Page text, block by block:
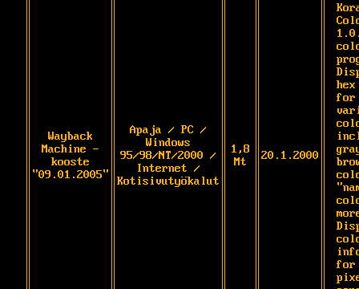
Wayback
Machine -
kooste
"09.01.2005"
Apaja / PC /
Windows
95/98/NT/2000 /
Internet /
Kotisivutyökalut
1,8
Mt
20.1.2000
for
for